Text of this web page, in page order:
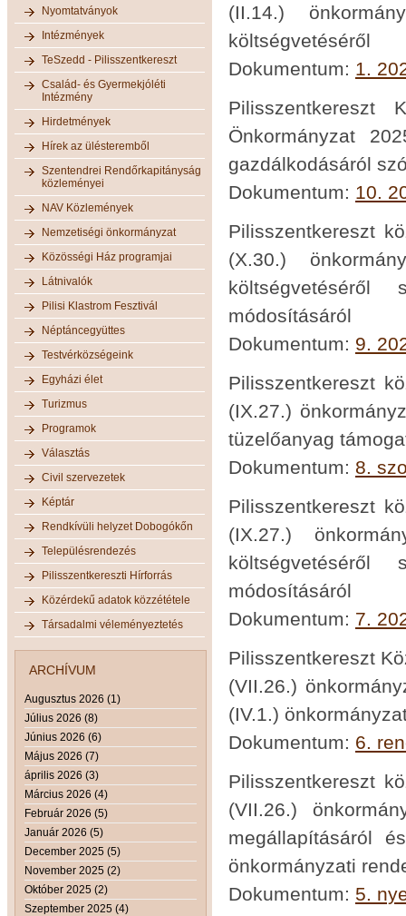
Nyomtatványok
Intézmények
TeSzedd - Pilisszentkereszt
Család- és Gyermekjóléti
Intézmény
Hirdetmények
Hírek az ülésteremből
Szentendrei Rendőrkapitányság
közleményei
NAV Közlemények
Nemzetiségi önkormányzat
Közösségi Ház programjai
Látnivalók
Pilisi Klastrom Fesztivál
Néptáncegyüttes
Testvérközségeink
Egyházi élet
Turizmus
Programok
Választás
Civil szervezetek
Képtár
Rendkívüli helyzet Dobogókőn
Településrendezés
Pilisszentkereszti Hírforrás
Közérdekű adatok közzététele
Társadalmi véleményeztetés
ARCHÍVUM
Augusztus 2026 (1)
Július 2026 (8)
Június 2026 (6)
Május 2026 (7)
április 2026 (3)
Március 2026 (4)
Február 2026 (5)
Január 2026 (5)
December 2025 (5)
November 2025 (2)
Október 2025 (2)
Szeptember 2025 (4)
(II.14.)
költségvetéséről
Dokumentum: 1.
Pilisszentkereszt
Önkormányzat
gazdálkodásáról
Dokumentum: 10.
Pilisszentkereszt
(X.30.)
módosításáról
Dokumentum: 9.
Pilisszentkereszt
(IX.27.)
tüzelőanyag
Dokumentum: 8.
Pilisszentkereszt
(IX.27.)
módosításáról
Dokumentum: 7.
Pilisszentkereszt
(VII.26.)
(IV.1.)
Dokumentum: 6.
Pilisszentkereszt
(VII.26.)
megállapításáról
önkormányzati
Dokumentum: 5.